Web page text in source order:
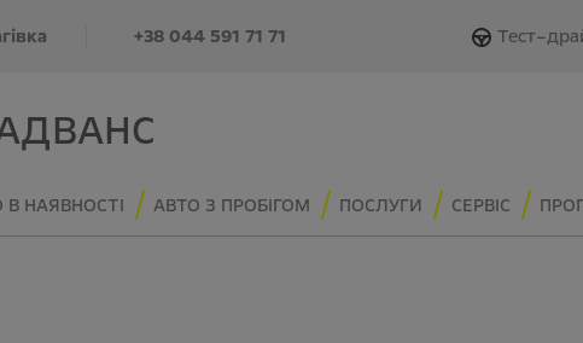
+38 044 591 71 71
АДВАНС
В НАЯВНОСТІ АВТО З ПРОБІГОМ ПОСЛУГИ СЕРВІС